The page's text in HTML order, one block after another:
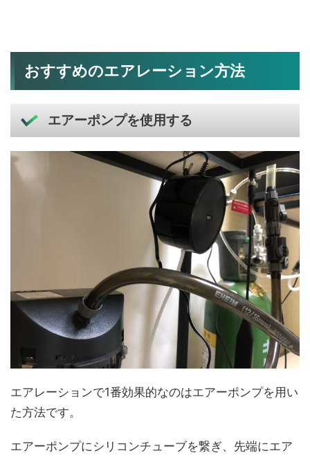
おすすめのエアレーション方法
エアーポンプを使用する
エアレーションで1番効果的なのはエアーポンプを用い
た方法です。
エアーポンプにシリコンチューブを繋ぎ、先端にエア